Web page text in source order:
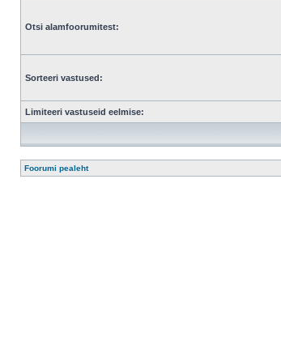
Otsi alamfoorumitest:
Sorteeri vastused:
Limiteeri vastuseid eelmise:
Foorumi pealeht